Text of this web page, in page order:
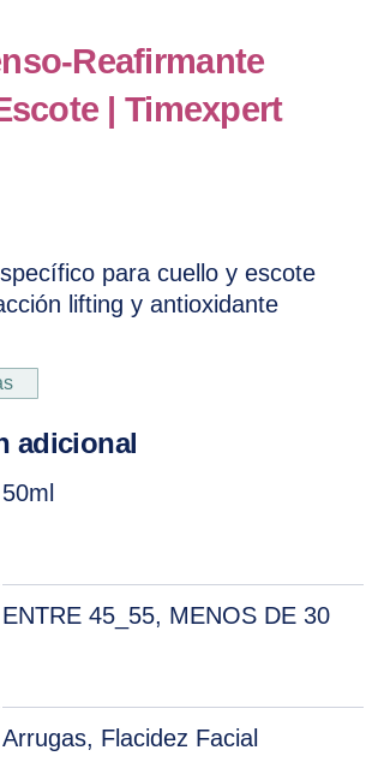
Reafirmante
| Timexpert
para cuello y escote
lifting y antioxidante
adicional
50ml
ENTRE 45_55, MENOS DE 30
Arrugas, Flacidez Facial